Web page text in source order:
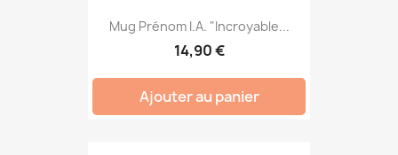
Mug Prénom I.A. "Incroyable...
14,90 €
Ajouter au panier